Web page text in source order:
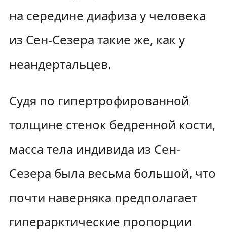
на середине диафиза у человека
из Сен-Сезера такие же, как у
неандертальцев.
Судя по гипертрофированной
толщине стенок бедренной кости,
масса тела индивида из Сен-
Сезера была весьма большой, что
почти наверняка предполагает
гиперарктические пропорции